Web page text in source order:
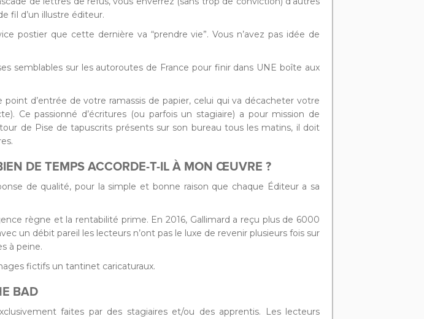
fil d’un illustre éditeur.
postier que cette dernière va “prendre vie”. Vous n’avez pas idée de
semblables sur les autoroutes de France pour finir dans UNE boîte aux
d’entrée de votre ramassis de papier, celui qui va décacheter votre
Ce passionné d’écritures (ou parfois un stagiaire) a pour mission de
de Pise de tapuscrits présents sur son bureau tous les matins, il doit
DE TEMPS ACCORDE-T-IL À MON ŒUVRE ?
de qualité, pour la simple et bonne raison que chaque Éditeur a sa
règne et la rentabilité prime. En 2016, Gallimard a reçu plus de 6000
un débit pareil les lecteurs n’ont pas le luxe de revenir plusieurs fois sur
à peine.
fictifs un tantinet caricaturaux.
BAD
faites par des stagiaires et/ou des apprentis. Les lecteurs